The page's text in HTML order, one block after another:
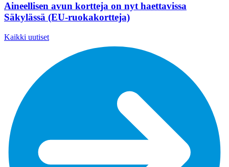
Aineellisen avun kortteja on nyt haettavissa
Säkylässä (EU-ruokakortteja)
Kaikki uutiset